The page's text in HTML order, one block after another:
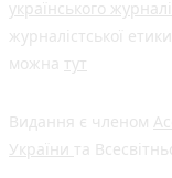
українського
журналістської
можна тут
Видання є членом
України та